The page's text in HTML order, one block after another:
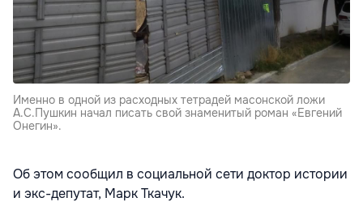
Именно в одной из расходных тетрадей масонской ложи
А.С.Пушкин начал писать свой знаменитый роман «Евгений
Онегин».
Об этом сообщил в социальной сети доктор истории
и экс-депутат, Марк Ткачук.